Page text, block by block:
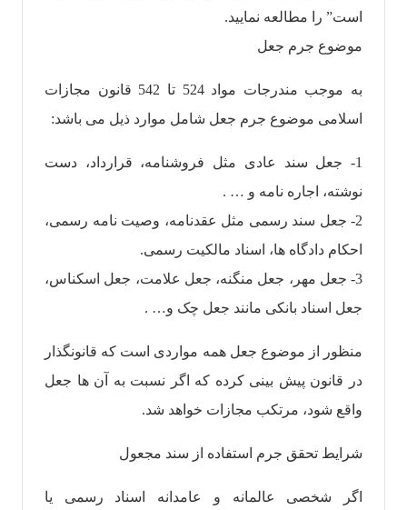
است” را مطالعه نمایید.
موضوع جرم جعل
به موجب مندرجات مواد 524 تا 542 قانون مجازات
اسلامی موضوع جرم جعل شامل موارد ذیل می باشد:
1- جعل سند عادی مثل فروشنامه، قرارداد، دست
نوشته، اجاره نامه و … .
2- جعل سند رسمی مثل عقدنامه، وصیت نامه رسمی،
احکام دادگاه ها، اسناد مالکیت رسمی.
3- جعل مهر، جعل منگنه، جعل علامت، جعل اسکناس،
جعل اسناد بانکی مانند جعل چک و… .
منظور از موضوع جعل همه مواردی است که قانونگذار
در قانون پیش بینی کرده که اگر نسبت به آن ها جعل
واقع شود، مرتکب مجازات خواهد شد.
شرایط تحقق جرم استفاده از سند مجعول
اگر شخصی عالمانه و عامدانه اسناد رسمی یا